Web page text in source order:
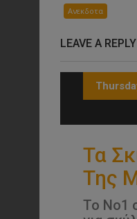
Ανεκδοτα
LEAVE A REPLY